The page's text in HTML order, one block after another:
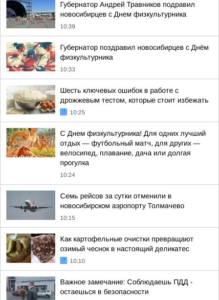
Губернатор Андрей Травников подравил
новосибирцев с Днем физкультурника
10:39
Губернатор поздравил новосибирцев с Днём
физкультурника
10:33
Шесть ключевых ошибок в работе с
дрожжевым тестом, которые стоит избежать
10:25
С Днем физкультурника! Для одних лучший
отдых — футбольный матч, для других —
велосипед, плавание, дача или долгая
прогулка
10:24
Семь рейсов за сутки отменили в
новосибирском аэропорту Толмачево
10:15
Как картофельные очистки превращают
озимый чеснок в настоящий деликатес
10:10
Важное замечание: Соблюдаешь ПДД -
остаешься в безопасности